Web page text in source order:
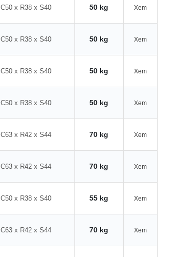
C50 x R38 x S40 50 kg Xem
C50 x R38 x S40 50 kg Xem
C50 x R38 x S40 50 kg Xem
C50 x R38 x S40 50 kg Xem
C63 x R42 x S44 70 kg Xem
C63 x R42 x S44 70 kg Xem
C50 x R38 x S40 55 kg Xem
C63 x R42 x S44 70 kg Xem